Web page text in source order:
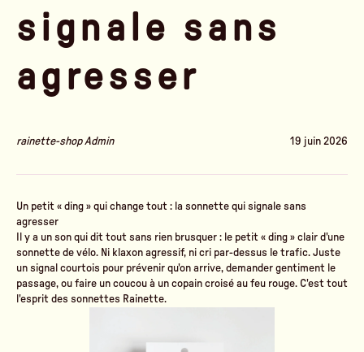
signale sans
agresser
rainette-shop Admin 19 juin 2026
Un petit « ding » qui change tout : la sonnette qui signale sans
agresser
Il y a un son qui dit tout sans rien brusquer : le petit « ding » clair d'une
sonnette de vélo. Ni klaxon agressif, ni cri par-dessus le trafic. Juste
un signal courtois pour prévenir qu'on arrive, demander gentiment le
passage, ou faire un coucou à un copain croisé au feu rouge. C'est tout
l'esprit des sonnettes Rainette.